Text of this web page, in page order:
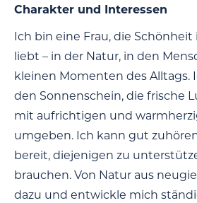
Charakter und Interessen
Ich bin eine Frau, die
liebt – in der Natur, in den
kleinen Momenten des Alltags.
den Sonnenschein, die frische
mit aufrichtigen und
umgeben. Ich kann gut
bereit, diejenigen zu
brauchen. Von Natur aus
dazu und entwickle mich